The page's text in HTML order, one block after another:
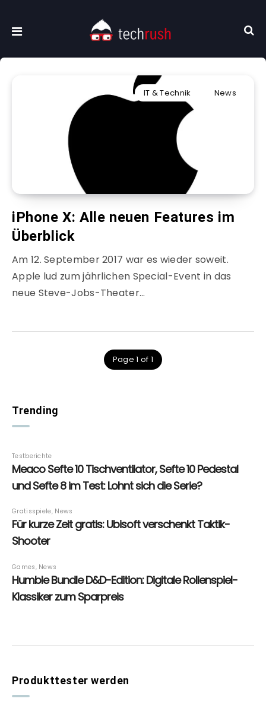
IT & Technik News
iPhone X: Alle neuen Features im
Überblick
Am 12. September 2017 war es wieder soweit.
Apple lud zum jährlichen Special-Event in das
neue Steve-Jobs-Theater…
Page 1 of 1
Trending
Produkttester werden